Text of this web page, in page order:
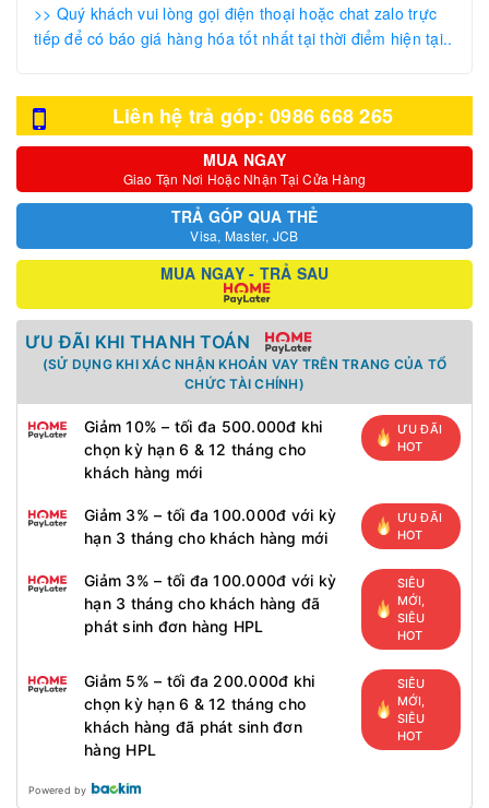
>> Quý khách vui lòng gọi điện thoại hoặc chat zalo trực
tiếp để có báo giá hàng hóa tốt nhất tại thời điểm hiện tại..
Liên hệ trả góp: 0986 668 265
MUA NGAY
Giao Tận Nơi Hoặc Nhận Tại Cửa Hàng
TRẢ GÓP QUA THẺ
Visa, Master, JCB
MUA NGAY - TRẢ SAU
ƯU ĐÃI KHI THANH TOÁN
(SỬ DỤNG KHI XÁC NHẬN KHOẢN VAY TRÊN TRANG CỦA TỔ
CHỨC TÀI CHÍNH)
Giảm 10% – tối đa 500.000đ khi
chọn kỳ hạn 6 & 12 tháng cho
khách hàng mới
ƯU ĐÃI
HOT
Giảm 3% – tối đa 100.000đ với kỳ
hạn 3 tháng cho khách hàng mới
ƯU ĐÃI
HOT
Giảm 3% – tối đa 100.000đ với kỳ
hạn 3 tháng cho khách hàng đã
phát sinh đơn hàng HPL
SIÊU
MỚI,
SIÊU
HOT
Giảm 5% – tối đa 200.000đ khi
chọn kỳ hạn 6 & 12 tháng cho
khách hàng đã phát sinh đơn
hàng HPL
SIÊU
MỚI,
SIÊU
HOT
Powered by